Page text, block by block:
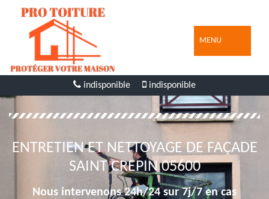
MENU
indisponible indisponible
ENTRETIEN ET NETTOYAGE DE FAÇADE
SAINT CREPIN 05600
Nous intervenons 24h/24 sur 7j/7 en cas